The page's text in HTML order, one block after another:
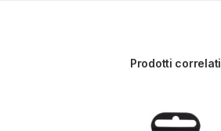
Prodotti correlati